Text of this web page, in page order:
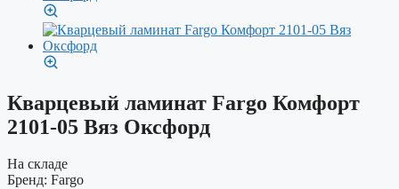
Кварцевый ламинат Fargo Комфорт
2101-05 Вяз Оксфорд
На складе
Бренд: Fargo